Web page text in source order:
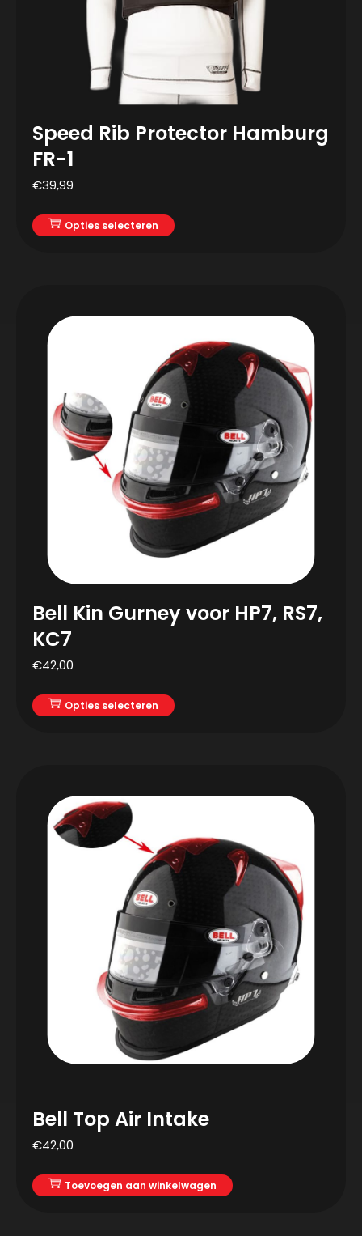
Speed Rib Protector Hamburg
FR-1
€39,99
Opties selecteren
Bell Kin Gurney voor HP7, RS7,
KC7
€42,00
Opties selecteren
Bell Top Air Intake
€42,00
Toevoegen aan winkelwagen